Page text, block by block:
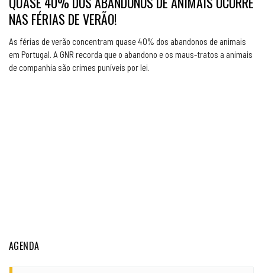
NAS FÉRIAS DE VERÃO!
As férias de verão concentram quase 40% dos abandonos de animais
em Portugal. A GNR recorda que o abandono e os maus-tratos a animais
de companhia são crimes puníveis por lei.
AGENDA